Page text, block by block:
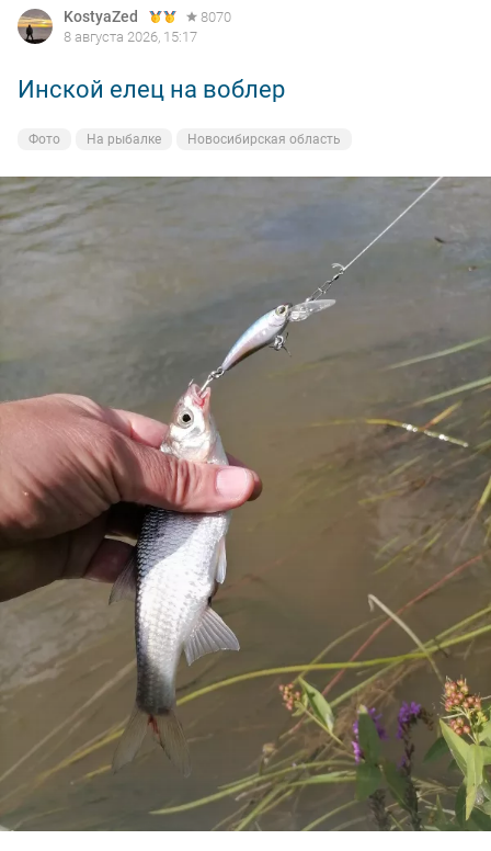
KostyaZed
8070
8 августа 2026, 15:17
Инской елец на воблер
Фото На рыбалке Новосибирская область